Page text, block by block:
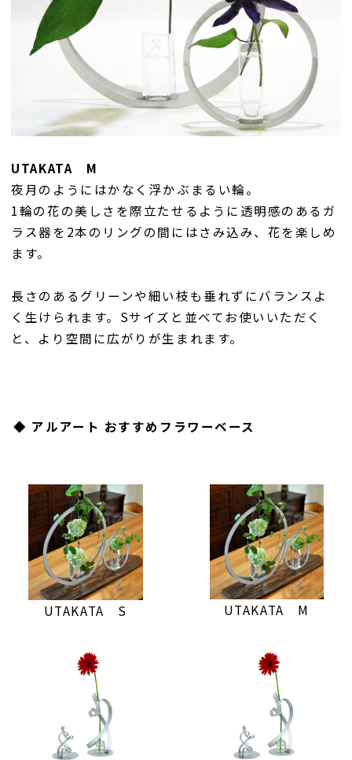
UTAKATA M
夜月のようにはかなく浮かぶまるい輪。
1輪の花の美しさを際立たせるように透明感のあるガ
ラス器を2本のリングの間にはさみ込み、花を楽しめ
ます。
長さのあるグリーンや細い枝も垂れずにバランスよ
く生けられます。Sサイズと並べてお使いいただく
と、より空間に広がりが生まれます。
◆ アルアート おすすめフラワーベース
UTAKATA S UTAKATA M